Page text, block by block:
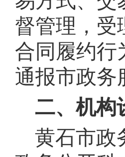
督管理，受
合同履约行
通报市政务
二、机构
黄石市政